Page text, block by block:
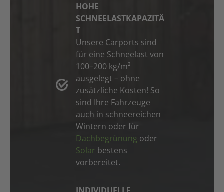
HOHE
SCHNEELASTKAPAZITÄ
T
Unsere Carports sind
für eine Schneelast von
100–200 kg/m²
ausgelegt – ohne
zusätzliche Kosten! So
sind Ihre Fahrzeuge
auch in schneereichen
Wintern oder für
Dachbegrünung oder
Solar bestens
vorbereitet.